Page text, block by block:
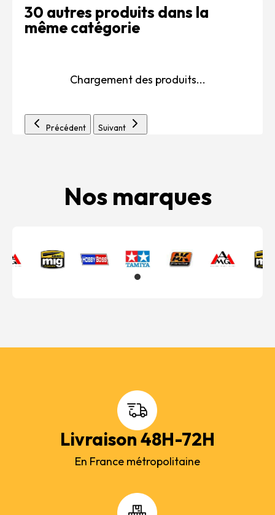
30 autres produits dans la
même catégorie
Chargement des produits...
Précédent Suivant
Nos marques
Livraison 48H-72H
En France métropolitaine